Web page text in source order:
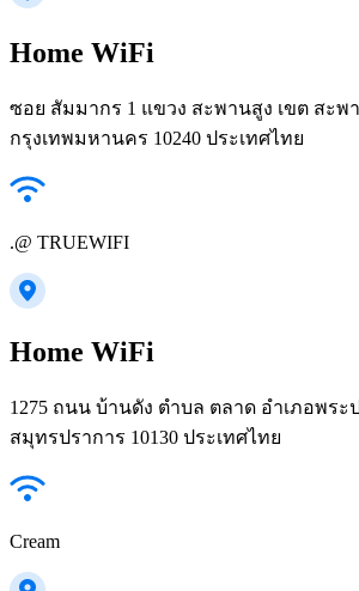
Home WiFi
ซอย สัมมากร 1 แขวง สะพานสูง เขต สะพ
กรุงเทพมหานคร 10240 ประเทศไทย
.@ TRUEWIFI
Home WiFi
1275 ถนน บ้านดัง ตำบล ตลาด อำเภอพระ
สมุทรปราการ 10130 ประเทศไทย
Cream